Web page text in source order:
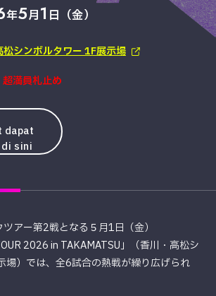
年5月1 日（金）
松シンボルタワー 1F展示場
超満員札止め
dapat
sini
アー第2戦となる５月1日（金）
2026 in TAKAMATSU」（香川・高松シ
場）では、全6試合の熱戦が繰り広げられ